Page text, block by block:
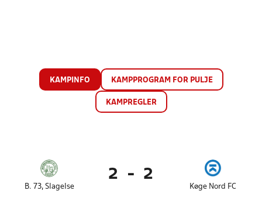
KAMPINFO KAMPPROGRAM FOR PULJE
KAMPREGLER
B. 73, Slagelse
2 - 2
Køge Nord FC